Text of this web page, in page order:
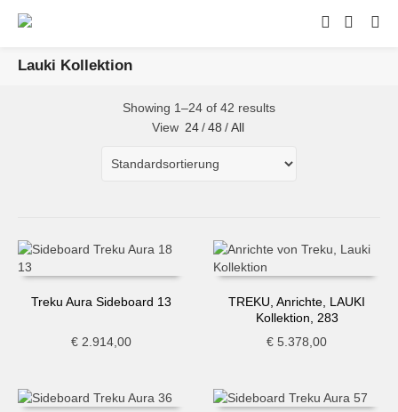
Lauki Kollektion
Showing 1–24 of 42 results
View 24 / 48 / All
Treku Aura Sideboard 13
€2.914,00
TREKU, Anrichte, LAUKI
Kollektion, 283
€ 5.378,00